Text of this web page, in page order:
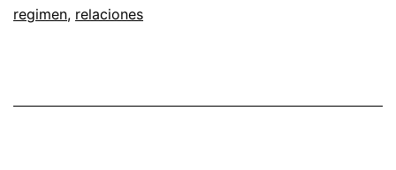
regimen, relaciones